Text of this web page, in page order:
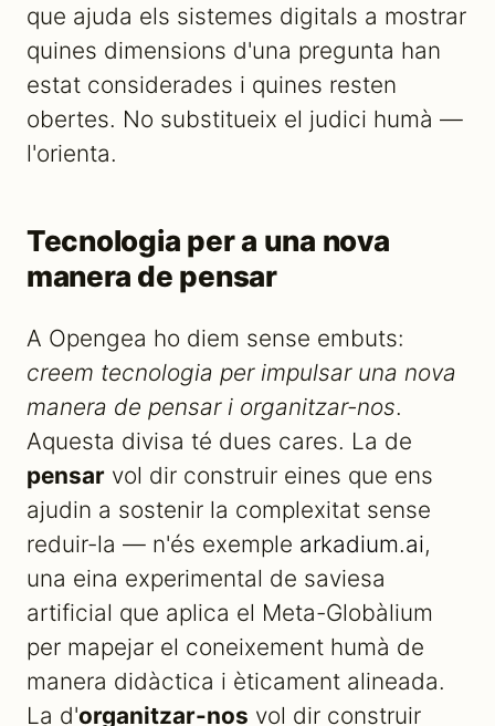
que ajuda els sistemes digitals a mostrar
quines dimensions d'una pregunta han
estat considerades i quines resten
obertes. No substitueix el judici humà —
l'orienta.
Tecnologia per a una nova
manera de pensar
A Opengea ho diem sense embuts:
creem tecnologia per impulsar una nova
manera de pensar i organitzar-nos.
Aquesta divisa té dues cares. La de
pensar vol dir construir eines que ens
ajudin a sostenir la complexitat sense
reduir-la — n'és exemple arkadium.ai,
una eina experimental de saviesa
artificial que aplica el Meta-Globàlium
per mapejar el coneixement humà de
manera didàctica i èticament alineada.
La d'organitzar-nos vol dir construir